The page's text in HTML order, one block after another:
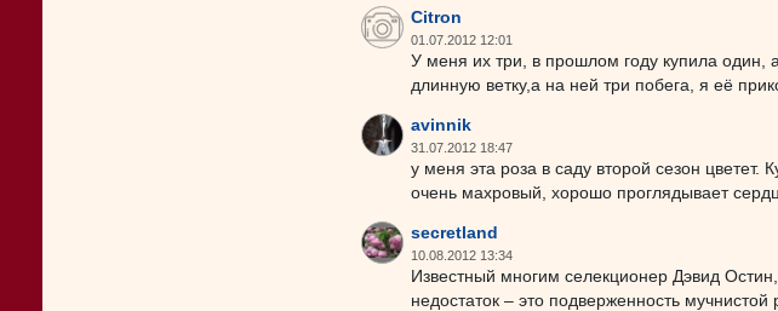
Citron
01.07.2012 12:01
У меня их три, в прошлом году купила один,
длинную ветку,а на ней три побега, я её
avinnik
31.07.2012 18:47
у меня эта роза в саду второй сезон
очень махровый, хорошо проглядывает
secretland
10.08.2012 13:34
Известный многим селекционер Дэвид
недостаток – это подверженность